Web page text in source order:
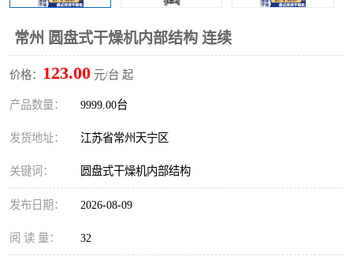
常州 圆盘式干燥机内部结构 连续
价格： 123.00 元/台 起
产品数量： 9999.00台
发货地址： 江苏省常州天宁区
关键词： 圆盘式干燥机内部结构
发布日期： 2026-08-09
阅 读 量： 32